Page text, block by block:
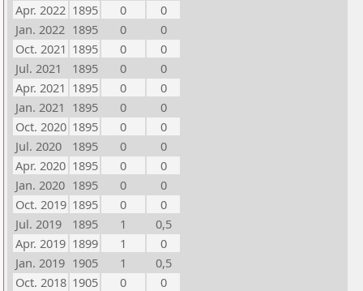
Apr. 2022 1895 0
0
Jan. 2022 1895 0
0
Oct. 2021 1895 0
0
Jul. 2021
1895 0
0
Apr. 2021 1895 0
0
Jan. 2021 1895 0
0
Oct. 2020 1895 0
0
Jul. 2020
1895 0
0
Apr. 2020 1895 0
0
Jan. 2020 1895 0
0
Oct. 2019 1895 0
0
Jul. 2019
1895 1
0,5
Apr. 2019 1899 1
0
Jan. 2019 1905 1
0,5
Oct. 2018 1905 0
0